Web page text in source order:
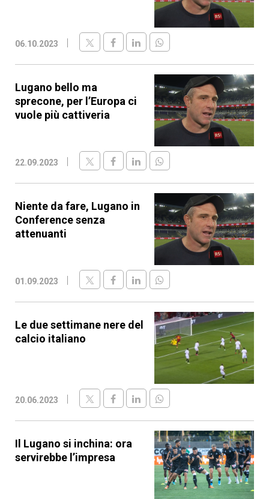
06.10.2023
Lugano bello ma
sprecone, per l’Europa ci
vuole più cattiveria
22.09.2023
Niente da fare, Lugano in
Conference senza
attenuanti
01.09.2023
Le due settimane nere del
calcio italiano
20.06.2023
Il Lugano si inchina: ora
servirebbe l’impresa